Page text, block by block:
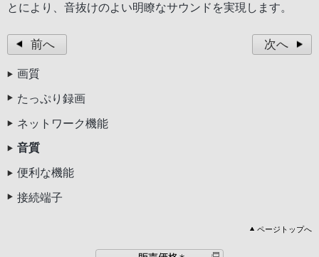
とにより、音抜けのよい明瞭なサウンドを実現します。
前へ 次へ
画質
たっぷり録画
ネットワーク機能
音質
便利な機能
接続端子
ページトップへ